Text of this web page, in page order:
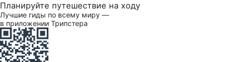
Планируйте путешествие на ходу
Лучшие гиды по всему миру —
в приложении Трипстера